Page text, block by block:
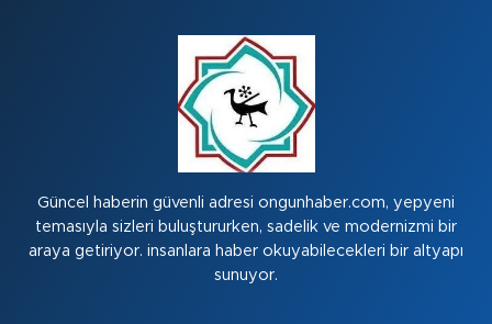
Güncel haberin güvenli adresi ongunhaber.com, yepyeni
temasıyla sizleri buluştururken, sadelik ve modernizmi bir
araya getiriyor. insanlara haber okuyabilecekleri bir altyapı
sunuyor.